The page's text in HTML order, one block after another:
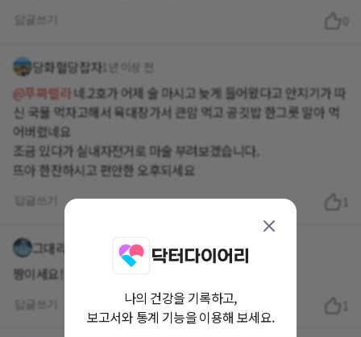
당화혈당잡자1년 이상 전
@푸짜렐라네.2호가 어제 술 마시고 늦게 들어왔다고 안지기가 따
신 국물 먹자고해서 육대장가서 큰맘 먹고 공깃밥 한그릇 말아 먹
어버렸네요
조금 있다가 실내자전거로 마술 부려보겠습니다.
뜨아 한잔하시고 편안한 오후되세요
1
그대라는시 1년 이상 전
짱이세요!
1
나의 건강을 기록하고,
보고서와 통계 기능을 이용해 보세요.